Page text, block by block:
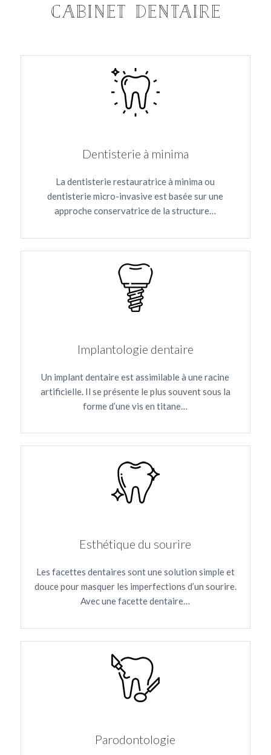
cabinet dentaire
Dentisterie à minima
La dentisterie restauratrice à minima ou
dentisterie micro-invasive est basée sur une
approche conservatrice de la structure…
Implantologie dentaire
Un implant dentaire est assimilable à une racine
artificielle. Il se présente le plus souvent sous la
forme d’une vis en titane…
Esthétique du sourire
Les facettes dentaires sont une solution simple et
douce pour masquer les imperfections d’un sourire.
Avec une facette dentaire…
Parodontologie